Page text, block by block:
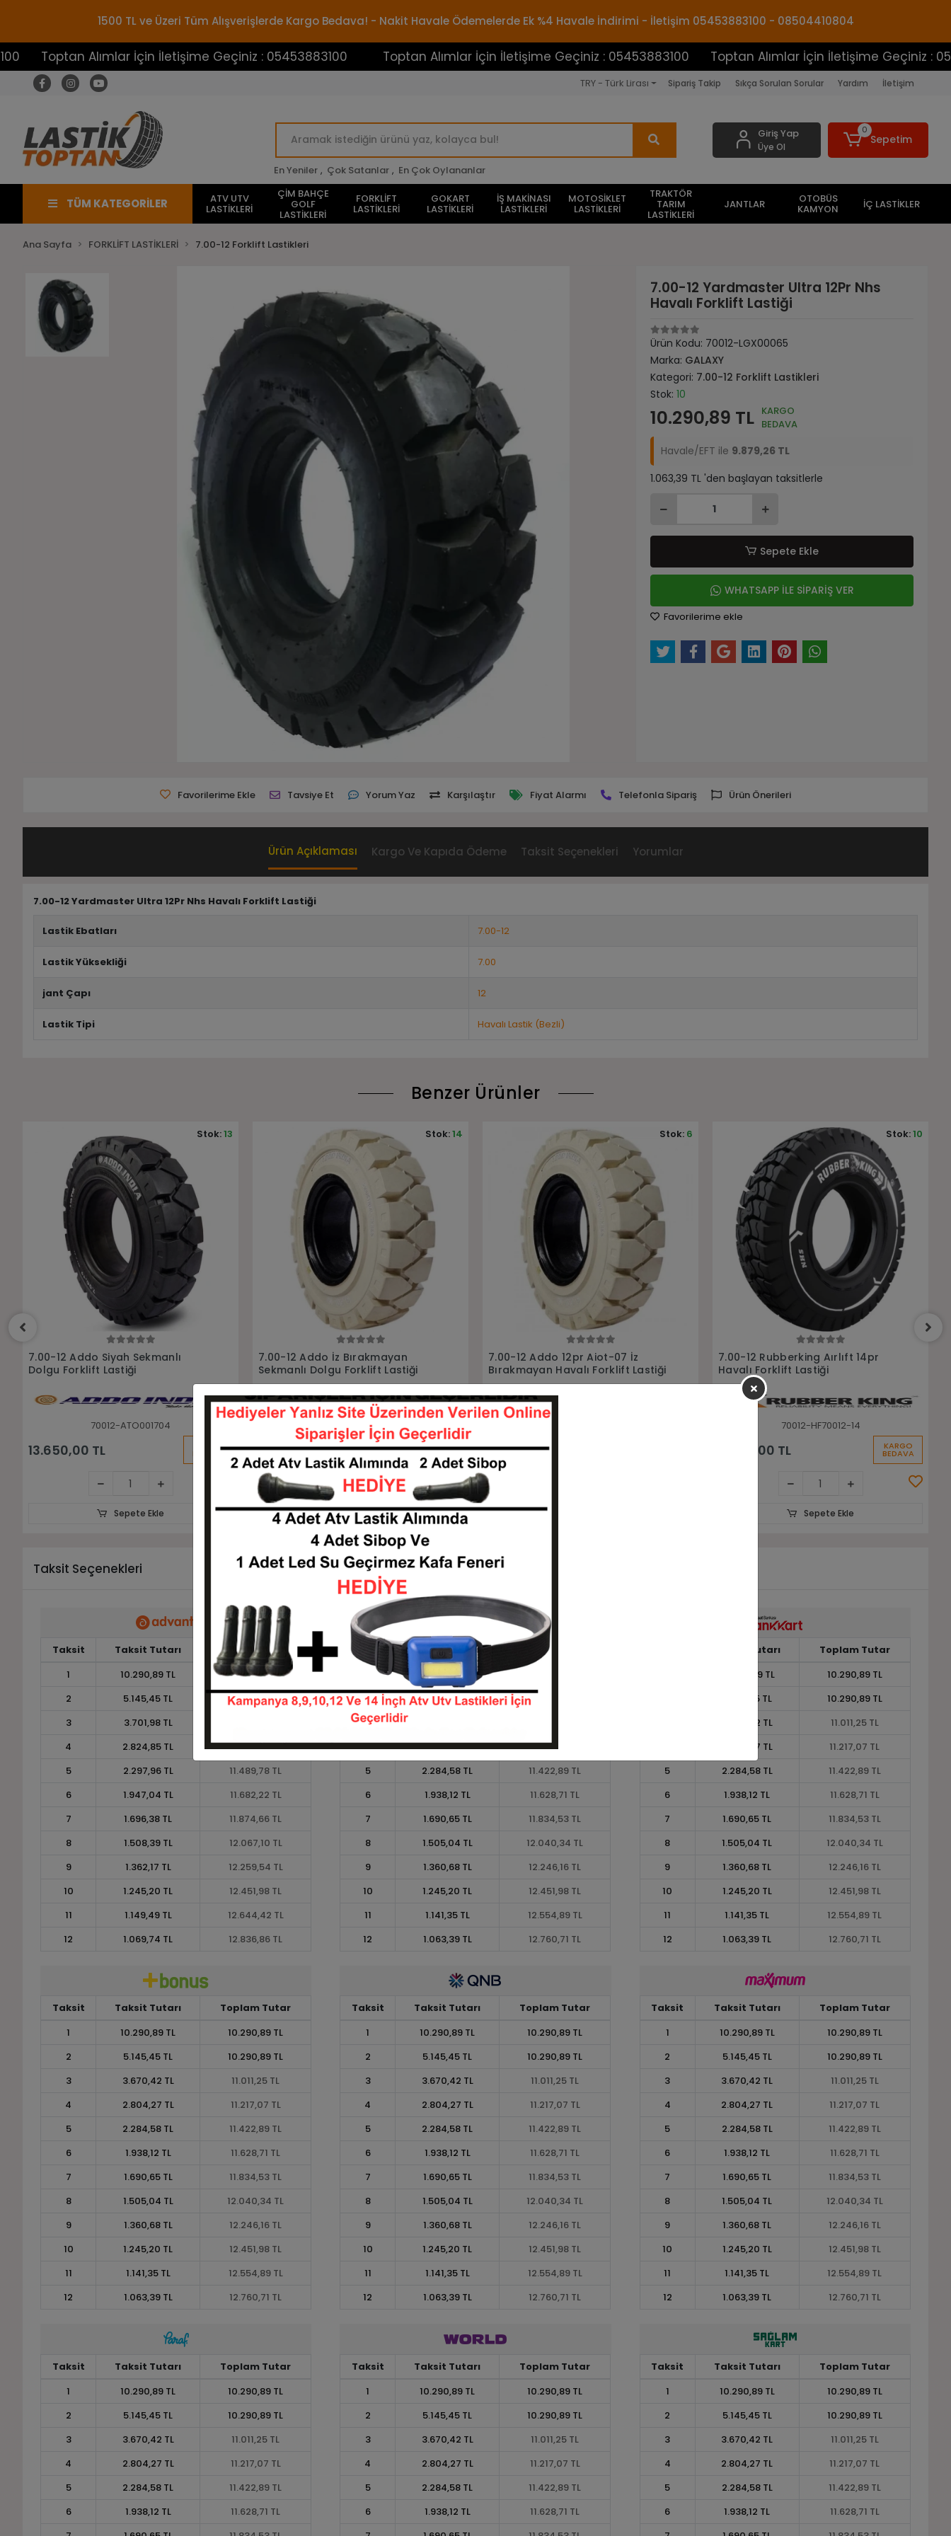
1500 TL ve Üzeri Tüm Alışverişlerde Kargo Bedava! - Nakit Havale Ödemelerde Ek %4 Havale İndirimi - İletişim 05453883100 - 08504410804
Alımlar İçin İletişime Geçiniz : 05453883100 Toptan Alımlar İçin İletişime Geçiniz : 05453883100 Toptan Alımlar İçin İletişime Geçiniz :
TRY - Türk Lirası Sipariş Takip Sıkça Sorulan Sorular Yardım İletişim
En Yeniler , Çok Satanlar , En Çok Oylananlar
Giriş Yap
Üye Ol
0
Sepetim
TÜM KATEGORİLER ATV UTV
LASTİKLERİ
ÇİM BAHÇE
GOLF
LASTİKLERİ
FORKLİFT
LASTİKLERİ
GOKART
LASTİKLERİ
İŞ MAKİNASI
LASTİKLERİ
MOTOSİKLET
LASTİKLERİ
TRAKTÖR
TARIM
LASTİKLERİ
JANTLAR OTOBÜS
KAMYON İÇ LASTİKLER
Ana Sayfa FORKLİFT LASTİKLERİ 7.00-12 Forklift Lastikleri
7.00-12 Yardmaster Ultra 12Pr Nhs
Havalı Forklift Lastiği
Ürün Kodu: 70012-LGX00065
Marka: GALAXY
Kategori: 7.00-12 Forklift Lastikleri
Stok:10
10.290,89 TL KARGO
BEDAVA
Havale/EFT ile 9.879,26 TL
1.063,39 TL 'den başlayan taksitlerle
Sepete Ekle
WHATSAPP İLE SİPARİŞ VER
Favorilerime ekle
Favorilerime Ekle Tavsiye Et Yorum Yaz Karşılaştır Fiyat Alarmı Telefonla Sipariş Ürün Önerileri
Ürün Açıklaması Kargo Ve Kapıda Ödeme Taksit Seçenekleri Yorumlar
7.00-12 Yardmaster Ultra 12Pr Nhs Havalı Forklift Lastiği
Lastik Ebatları 7.00-12
Lastik Yüksekliği 7.00
jant Çapı 12
Lastik Tipi Havalı Lastik (Bezli)
Benzer Ürünler
7.00-12 Addo İz Bırakmayan
Sekmanlı Dolgu Forklift Lastiği
70012-ATO001859
16.250,00 TL KARGO
BEDAVA
Stok:14
Sepete Ekle
7.00-12 Addo 12pr Aiot-07 İz
Bırakmayan Havalı Forklift Lastiği
70012-KITATO0471
8.456,18 TL KARGO
BEDAVA
Stok:6
Sepete Ekle
7.00-12 Rubberking Aırlıft 14pr
Havalı Forklift Lastiği
7.488,00 TL
Stok:10
7.00-12 Solideal Edplus 14 Kat
Havalı Forklift Lastiği
70012-EDPLUS
8.000,00 TL KARGO
BEDAVA
Stok:2
Sepete Ekle
Taksit Seçenekleri
Taksit Taksit Tutarı
Toplam Tutar
1
10.290,89 TL
10.290,89 TL
2
5.145,45 TL
10.290,89 TL
3
3.701,98 TL
4
2.824,85 TL
11.299,40 TL
5
2.297,96 TL
11.489,78 TL
6
1.947,04 TL
11.682,22 TL
7
1.696,38 TL
11.874,66 TL
8
1.508,39 TL
12.067,10 TL
9
1.362,17 TL
12.259,54 TL
10
1.245,20 TL
12.451,98 TL
11
1.149,49 TL
12.644,42 TL
12
1.069,74 TL 12.836,86 TL
Taksit Taksit Tutarı
Toplam Tutar
10.290,89 TL
2
5.145,45 TL
10.290,89 TL
3
4
2.804,27 TL
11.217,07 TL
5
2.284,58 TL
11.422,89 TL
6
1.938,12 TL
11.628,71 TL
7
1.690,65 TL
11.834,53 TL
8
1.505,04 TL
12.040,34 TL
9
1.360,68 TL
12.246,16 TL
10
1.245,20 TL
12.451,98 TL
11
1.141,35 TL
12.554,89 TL
12
1.063,39 TL 12.760,71 TL
Taksit Tutarı
Toplam Tutar
10.290,89 TL
10.290,89 TL
5.145,45 TL
10.290,89 TL
3.670,42 TL
11.011,25 TL
2.804,27 TL
11.217,07 TL
5
2.284,58 TL
11.422,89 TL
6
1.938,12 TL
11.628,71 TL
7
1.690,65 TL
11.834,53 TL
8
1.505,04 TL
12.040,34 TL
9
1.360,68 TL
12.246,16 TL
10
1.245,20 TL
12.451,98 TL
11
1.141,35 TL
12.554,89 TL
12
1.063,39 TL 12.760,71 TL
Taksit Taksit Tutarı
Toplam Tutar
1
10.290,89 TL
10.290,89 TL
2
5.145,45 TL
10.290,89 TL
3
3.670,42 TL
11.011,25 TL
4
2.804,27 TL
11.217,07 TL
5
2.284,58 TL
11.422,89 TL
6
1.938,12 TL
11.628,71 TL
7
1.690,65 TL
11.834,53 TL
8
1.505,04 TL
12.040,34 TL
9
1.360,68 TL
12.246,16 TL
10
1.245,20 TL
12.451,98 TL
11
1.141,35 TL
12.554,89 TL
12
1.063,39 TL 12.760,71 TL
Taksit Taksit Tutarı
Toplam Tutar
1
10.290,89 TL
10.290,89 TL
2
5.145,45 TL
10.290,89 TL
3
3.670,42 TL
11.011,25 TL
4
2.804,27 TL
11.217,07 TL
5
2.284,58 TL
11.422,89 TL
6
1.938,12 TL
11.628,71 TL
7
1.690,65 TL
11.834,53 TL
8
1.505,04 TL
12.040,34 TL
9
1.360,68 TL
12.246,16 TL
10
1.245,20 TL
12.451,98 TL
11
1.141,35 TL
12.554,89 TL
12
1.063,39 TL 12.760,71 TL
Taksit Taksit Tutarı
Toplam Tutar
1
10.290,89 TL
10.290,89 TL
2
5.145,45 TL
10.290,89 TL
3
3.670,42 TL
11.011,25 TL
4
2.804,27 TL
11.217,07 TL
5
2.284,58 TL
11.422,89 TL
6
1.938,12 TL
11.628,71 TL
7
1.690,65 TL
11.834,53 TL
8
1.505,04 TL
12.040,34 TL
9
1.360,68 TL
12.246,16 TL
10
1.245,20 TL
12.451,98 TL
11
1.141,35 TL
12.554,89 TL
12
1.063,39 TL 12.760,71 TL
Taksit Taksit Tutarı
Toplam Tutar
1
10.290,89 TL
10.290,89 TL
2
5.145,45 TL
10.290,89 TL
3
3.670,42 TL
11.011,25 TL
4
2.804,27 TL
11.217,07 TL
5
2.284,58 TL
11.422,89 TL
6
1.938,12 TL
11.628,71 TL
Taksit Taksit Tutarı
Toplam Tutar
1
10.290,89 TL
10.290,89 TL
2
5.145,45 TL
10.290,89 TL
3
3.670,42 TL
11.011,25 TL
4
2.804,27 TL
11.217,07 TL
5
2.284,58 TL
11.422,89 TL
6
1.938,12 TL
11.628,71 TL
Taksit Taksit Tutarı
Toplam Tutar
1
10.290,89 TL
10.290,89 TL
2
5.145,45 TL
10.290,89 TL
3
3.670,42 TL
11.011,25 TL
4
2.804,27 TL
11.217,07 TL
5
2.284,58 TL
11.422,89 TL
6
1.938,12 TL
11.628,71 TL